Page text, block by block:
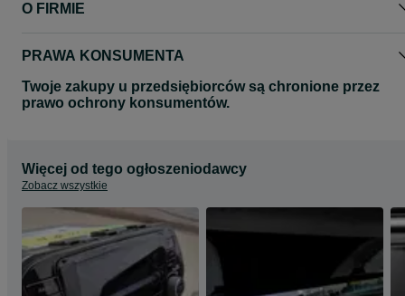
O FIRMIE
PRAWA KONSUMENTA
Twoje zakupy u przedsiębiorców są chronione przez
prawo ochrony konsumentów.
Więcej od tego ogłoszeniodawcy
Zobacz wszystkie